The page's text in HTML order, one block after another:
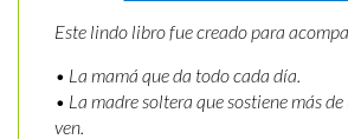
Este lindo libro fue creado para
• La mamá que da todo cada día.
• La madre soltera que sostiene más
ven.